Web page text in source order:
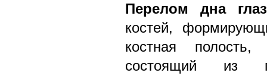
Перелом дна
костей,
костная
состоящий из